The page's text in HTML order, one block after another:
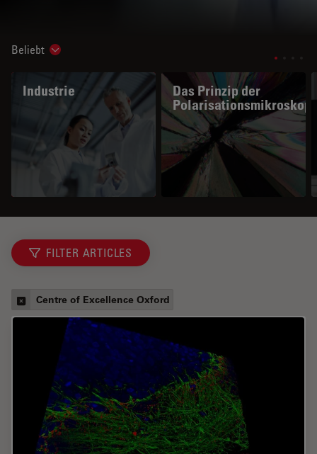
Beliebt Show subnavigation
Industrie
Das Prinzip der
FILTER ARTICLES
Centre of Excellence Oxford